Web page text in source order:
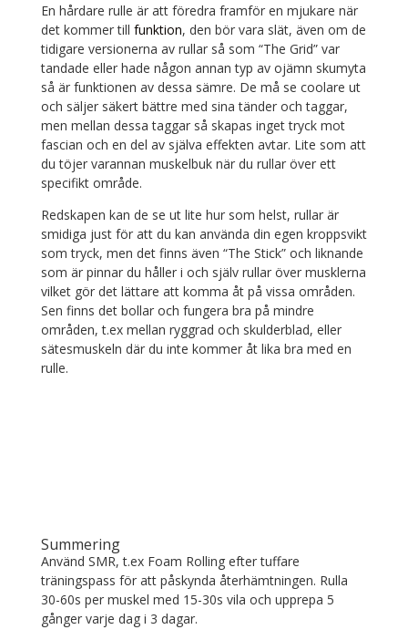
En hårdare rulle är att föredra framför en mjukare när
det kommer till funktion, den bör vara slät, även om de
tidigare versionerna av rullar så som “The Grid” var
tandade eller hade någon annan typ av ojämn skumyta
så är funktionen av dessa sämre. De må se coolare ut
och säljer säkert bättre med sina tänder och taggar,
men mellan dessa taggar så skapas inget tryck mot
fascian och en del av själva effekten avtar. Lite som att
du töjer varannan muskelbuk när du rullar över ett
specifikt område.
Redskapen kan de se ut lite hur som helst, rullar är
smidiga just för att du kan använda din egen kroppsvikt
som tryck, men det finns även “The Stick” och liknande
som är pinnar du håller i och själv rullar över musklerna
vilket gör det lättare att komma åt på vissa områden.
Sen finns det bollar och fungera bra på mindre
områden, t.ex mellan ryggrad och skulderblad, eller
sätesmuskeln där du inte kommer åt lika bra med en
rulle.
Summering
Använd SMR, t.ex Foam Rolling efter tuffare
träningspass för att påskynda återhämtningen. Rulla
30-60s per muskel med 15-30s vila och upprepa 5
gånger varje dag i 3 dagar.